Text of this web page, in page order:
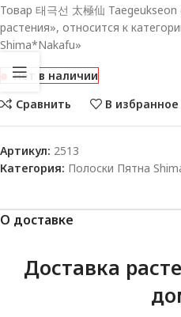
Товар 태극선 太極仙
растения», относится к
Shima*Nakafu»
Нет в наличии
Сравнить
В избранное
Артикул: 2513
Категория: Полоски Пятна
О доставке
Доставка